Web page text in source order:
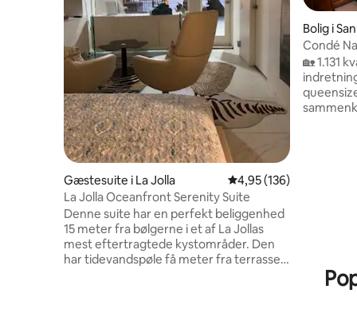
Gæstesuite i La Jolla 4,95 ud af 5 i
4,95 (136)
La Jolla Oceanfront Serenity Suite
Denne suite har en perfekt beliggenhed
15 meter fra bølgerne i et af La Jollas
mest eftertragtede kystområder. Den
har tidevandspøle få meter fra terrassen
Bolig i
Condé
🏡 1.131
ekstra